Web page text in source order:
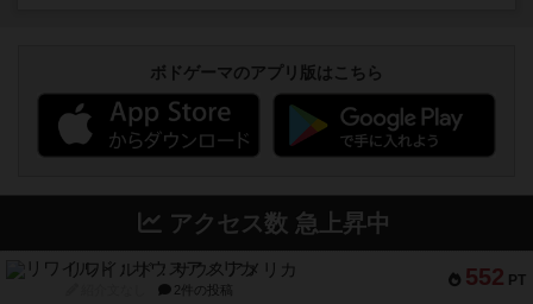
ボドゲーマのアプリ版はこちら
アクセス数 急上昇中
552 PT
リワイルド：サウスアメリカ
2件の投稿